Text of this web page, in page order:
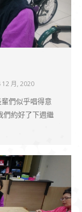
12 月, 2020
們似乎唱得意
們約好了下週繼